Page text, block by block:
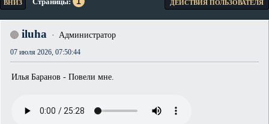
ВНИЗ ДЕЙСТВИЯ ПОЛЬЗОВАТЕЛЯ
iluha Администратор
07 июля 2026, 07:50:44
Илья Баранов - Повели мне.